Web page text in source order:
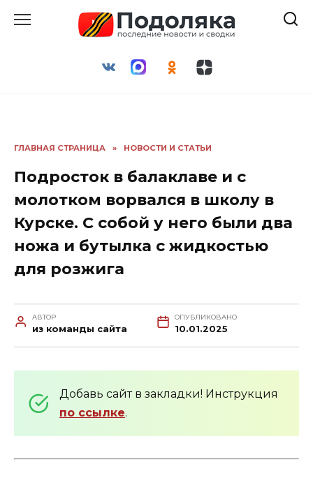
ГЛАВНАЯ СТРАНИЦА » НОВОСТИ И СТАТЬИ
Подросток в балаклаве и с
молотком ворвался в школу в
Курске. С собой у него были два
ножа и бутылка с жидкостью
для розжига
АВТОР
из команды сайта
ОПУБЛИКОВАНО
10.01.2025
Добавь сайт в закладки! Инструкция
по ссылке.